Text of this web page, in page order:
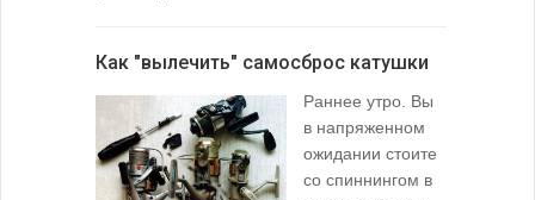
Как "вылечить" самосброс катушки
Раннее утро. Вы
в напряженном
ожидании стоите
со спиннингом в